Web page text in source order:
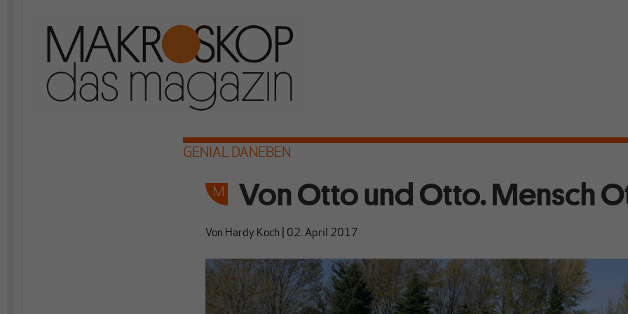
GENIAL DANEBEN
Von Otto und Otto. Mensch
Von Hardy Koch 02. April 2017